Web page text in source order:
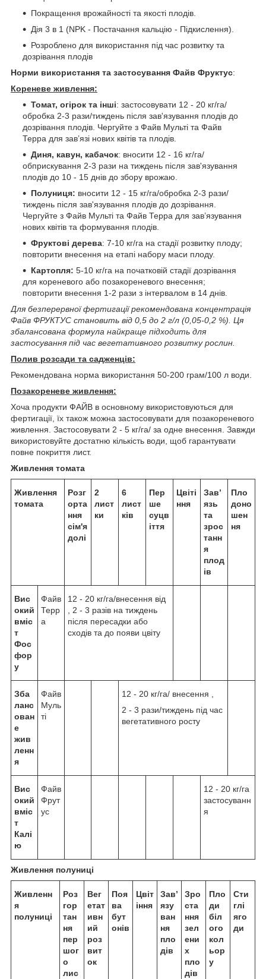
Покращення врожайності та якості плодів.
Дія 3 в 1 (NPK - Постачання кальцію - Підкислення).
Розроблено для використання під час розвитку та
дозрівання плодів
Норми використання та застосування Файв Фруктус:
Кореневе живлення:
Томат, огірок та інші: застосовувати 12 - 20 кг/га/
обробка 2-3 рази/тиждень після зав'язування плодів до
дозрівання плодів. Чергуйте з Файв Мульті та Файв
Терра для зав’язі нових квітів та плодів.
Диня, кавун, кабачок: вносити 12 - 16 кг/га/
обприскування 2-3 рази на тиждень після зав'язування
плодів до 10 - 15 днів до збору врожаю.
Полуниця: вносити 12 - 15 кг/га/обробка 2-3 рази/
тиждень після зав'язування плодів до дозрівання.
Чергуйте з Файв Мульті та Файв Терра для зав’язування
нових квітів та формування плодів.
Фруктові дерева: 7-10 кг/га на стадії розвитку плоду;
повторити внесення на етапі набору маси плоду.
Картопля: 5-10 кг/га на початковій стадії дозрівання
для кореневого або позакореневого внесення;
повторити внесення 1-2 рази з інтервалом в 14 днів.
Для безперервної фертигації рекомендована концентрація
Файв ФРУКТУС становить від 0,5 до 2 г/л (0,05-0,2 %). Ця
збалансована формула найкраще підходить для
застосування під час вегетативного розвитку рослин.
Полив розсади та садженців:
Рекомендована норма використання 50-200 грам/100 л води.
Позакореневе живлення:
Хоча продукти ФАЙВ в основному використовуються для
фертигації, їх також можна застосовувати для позакореневого
живлення. Застосовувати 2 - 5 кг/га/ за одне внесення. Завжди
використовуйте достатню кількість води, щоб гарантувати
повне покриття лист.
Живлення томата
Живлення
томата
Розг
орта
ння
сім'я
долі
2
лист
ки
6
лист
ків
Пер
ше
суцв
іття
Цвіті
ння
Зав’
язь
та
зрос
танн
я
плод
ів
Пло
доно
шен
ня
Вис
окий
вміс
т
Фос
фор
у
Файв
Терр
а
12 - 20 кг/га/внесення від
, 2 - 3 разів на тиждень
після пересадки або
сходів та до появи цвіту
Зба
ланс
ован
е
жив
ленн
я
Файв
Муль
ті
12 - 20 кг/га/ внесення ,
2 - 3 рази/тиждень під час
вегетативного росту
Вис
окий
вміс
т
Калі
ю
Файв
Фрут
ус
12 - 20 кг/га
застосуванн
я
Живлення полуниці
Живленн
я
полуниці
Роз
гор
тан
ня
пер
шог
о
лис
Вег
етат
ивн
ий
роз
вит
ок
Поя
ва
бут
онів
Цвіт
іння
Зав’
язу
ван
ня
пло
дів
Зро
ста
ння
зел
ени
х
пло
дів
Пло
ди
біл
ого
кол
ьор
у
Сти
глі
яго
ди